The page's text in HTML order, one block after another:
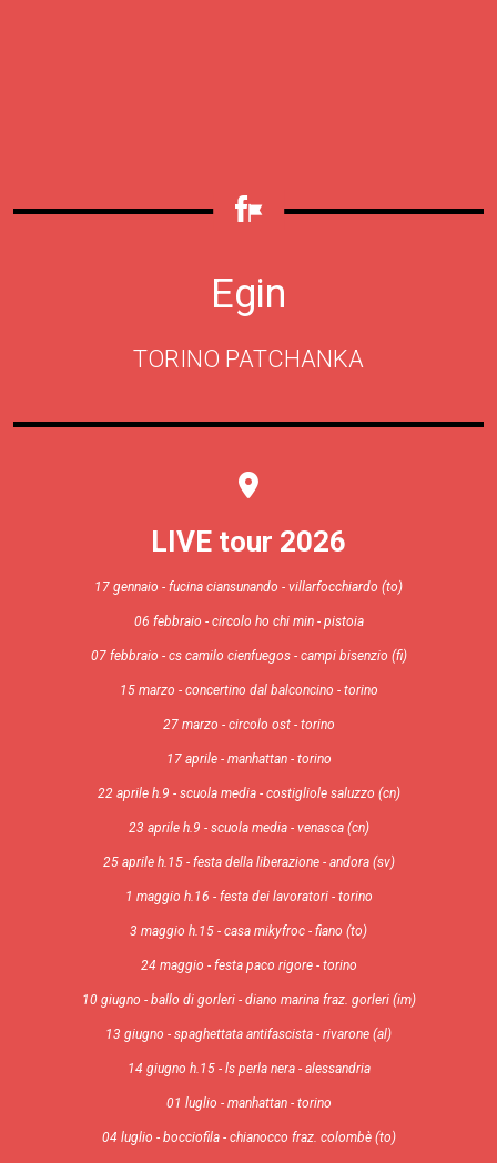
Egin
TORINO PATCHANKA
LIVE tour 2026
17 gennaio - fucina ciansunando - villarfocchiardo (to)
06 febbraio - circolo ho chi min - pistoia
07 febbraio - cs camilo cienfuegos - campi bisenzio (fi)
15 marzo - concertino dal balconcino - torino
27 marzo - circolo ost - torino
17 aprile - manhattan - torino
22 aprile h.9 - scuola media - costigliole saluzzo (cn)
23 aprile h.9 - scuola media - venasca (cn)
25 aprile h.15 - festa della liberazione - andora (sv)
1 maggio h.16 - festa dei lavoratori - torino
3 maggio h.15 - casa mikyfroc - fiano (to)
24 maggio - festa paco rigore - torino
10 giugno - ballo di gorleri - diano marina fraz. gorleri (im)
13 giugno - spaghettata antifascista - rivarone (al)
14 giugno h.15 - ls perla nera - alessandria
01 luglio - manhattan - torino
04 luglio - bocciofila - chianocco fraz. colombè (to)